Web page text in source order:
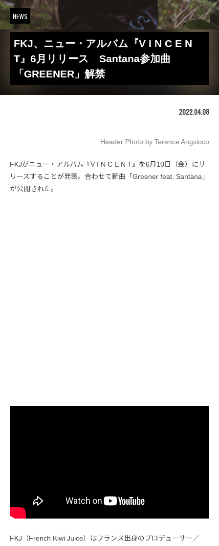
NEWS
FKJ、ニュー・アルバム『V I N C E N
T』6月リリース Santana参加曲
「GREENER」解禁
2022.04.08
Header Photo by Terence Angsioco
FKJがニュー・アルバム『V I N C E N T』を6月10日（金）にリ
リースすることが発表。合わせて新曲「Greener feat. Santana」
が公開された。
FKJ（French Kiwi Juice）はフランス出身のプロデューサー／